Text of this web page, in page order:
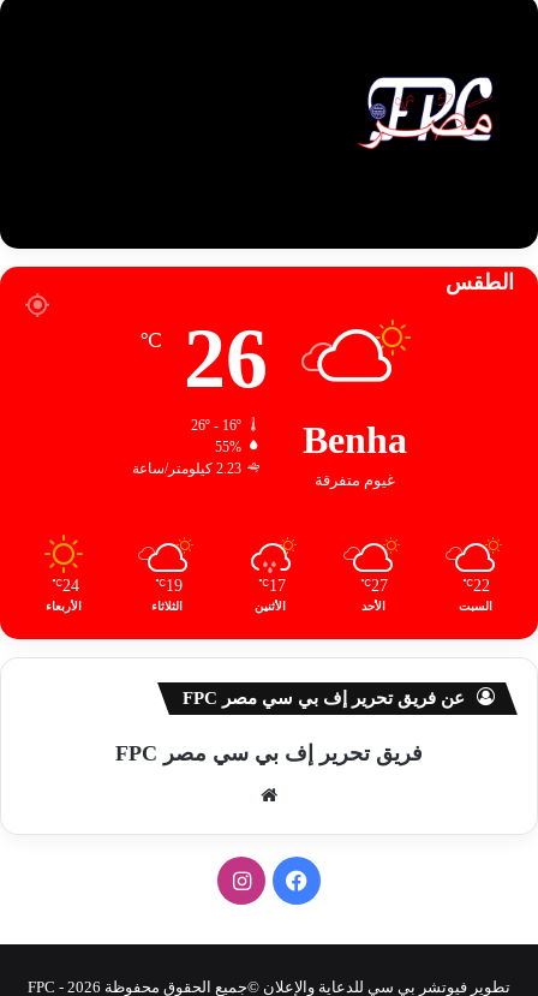
الطقس
Benha
غيوم متفرقة
26
℃
26º - 16º
55%
2.23 كيلومتر/ساعة
22
℃
السبت
27
℃
الأحد
17
℃
الأثنين
19
℃
الثلاثاء
24
℃
الأربعاء
عن فريق تحرير إف بي سي مصر FPC
فريق تحرير إف بي سي مصر FPC
الوي
ب
س
تطوير فيوتشر بي سي للدعاية والإعلان ©جميع الحقوق محفوظة 2026 - FPC